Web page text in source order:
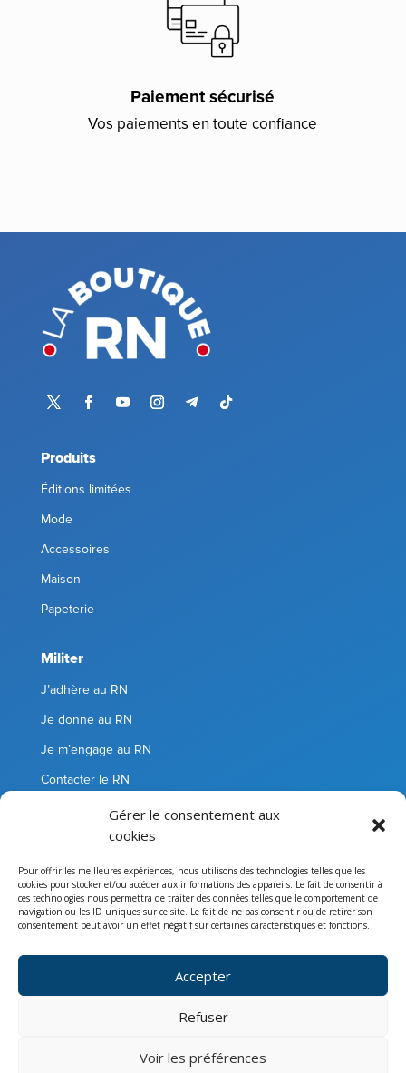
Gérer le consentement aux
cookies
Pour offrir les meilleures expériences, nous utilisons des technologies telles que les
cookies pour stocker et/ou accéder aux informations des appareils. Le fait de consentir à
ces technologies nous permettra de traiter des données telles que le comportement de
navigation ou les ID uniques sur ce site. Le fait de ne pas consentir ou de retirer son
consentement peut avoir un effet négatif sur certaines caractéristiques et fonctions.
Accepter
Refuser
Voir les préférences
Paiement sécurisé
Vos paiements en toute confiance
Produits
Éditions limitées
Mode
Accessoires
Maison
Papeterie
Militer
J’adhère au RN
Je donne au RN
Je m’engage au RN
Contacter le RN
Informations
Conditions Générales de Vente
Mentions légales
Rassemblement National
114 bis rue Michel Ange 75016 Paris – 01 41 20 20 00
Tous droits réservés